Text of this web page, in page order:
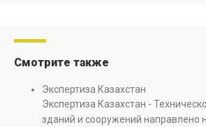
Смотрите также
Экспертиза Казахстан
Экспертиза Казахстан -
зданий и сооружений направлено